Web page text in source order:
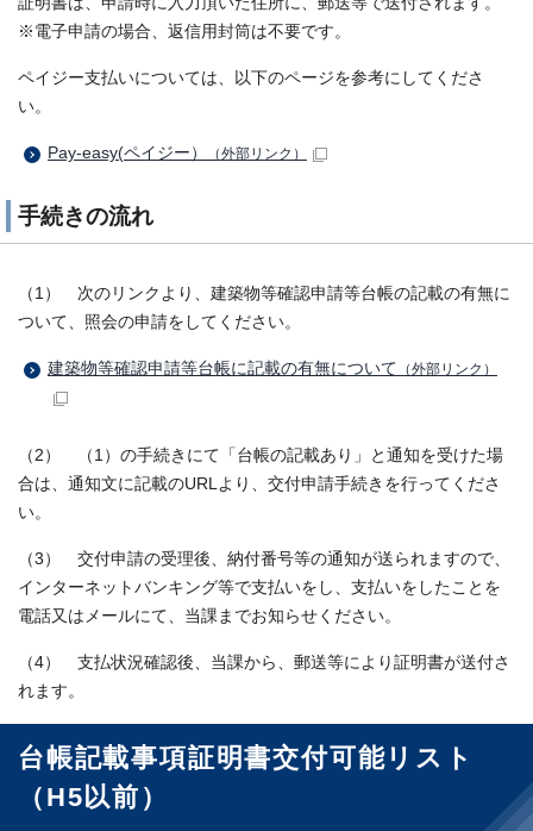
※電子申請の場合、返信用封筒は不要です。
ペイジー支払いについては、以下のページを参考にしてくださ
い。
Pay-easy(ペイジー） （外部リンク）
手続きの流れ
（1） 次のリンクより、建築物等確認申請等台帳の記載の有無に
ついて、照会の申請をしてください。
建築物等確認申請等台帳に記載の有無について （外部リンク）
（2） （1）の手続きにて「台帳の記載あり」と通知を受けた場
合は、通知文に記載のURLより、交付申請手続きを行ってくださ
い。
（3） 交付申請の受理後、納付番号等の通知が送られますので、
インターネットバンキング等で支払いをし、支払いをしたことを
電話又はメールにて、当課までお知らせください。
（4） 支払状況確認後、当課から、郵送等により証明書が送付さ
れます。
台帳記載事項証明書交付可能リスト
（H5以前）